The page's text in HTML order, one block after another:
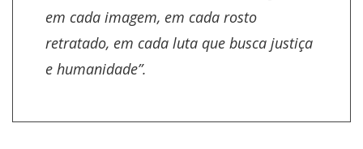
em cada imagem, em cada rosto
retratado, em cada luta que busca justiça
e humanidade”.